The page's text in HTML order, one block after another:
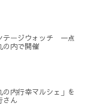
テージウォッチ 一点
の内で開催
内行幸マルシェ」を
ん